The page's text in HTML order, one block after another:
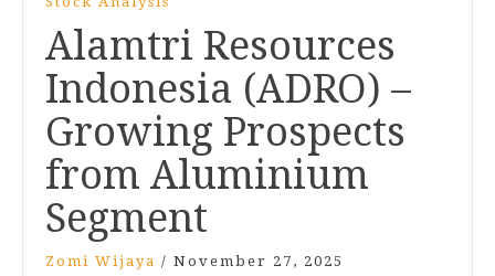
Alamtri Resources
Indonesia (ADRO) –
Growing Prospects
from Aluminium
Segment
Zomi Wijaya / November 27, 2025